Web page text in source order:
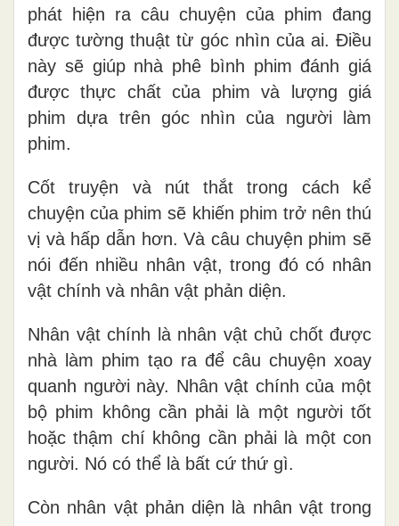
phát hiện ra câu chuyện của phim đang
được tường thuật từ góc nhìn của ai. Điều
này sẽ giúp nhà phê bình phim đánh giá
được thực chất của phim và lượng giá
phim dựa trên góc nhìn của người làm
phim.
Cốt truyện và nút thắt trong cách kể
chuyện của phim sẽ khiến phim trở nên thú
vị và hấp dẫn hơn. Và câu chuyện phim sẽ
nói đến nhiều nhân vật, trong đó có nhân
vật chính và nhân vật phản diện.
Nhân vật chính là nhân vật chủ chốt được
nhà làm phim tạo ra để câu chuyện xoay
quanh người này. Nhân vật chính của một
bộ phim không cần phải là một người tốt
hoặc thậm chí không cần phải là một con
người. Nó có thể là bất cứ thứ gì.
Còn nhân vật phản diện là nhân vật trong